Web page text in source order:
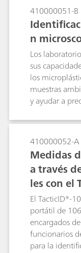
410000051-B
n
Los
sus
los
muestras
y ayudar a
para la
alternativa a
y a los
de Fourier
materiales
Raman para
muy
410000052-A
Medidas
a través
les con el
El TacticID®-
portátil de
encargados
funcionarios
para la